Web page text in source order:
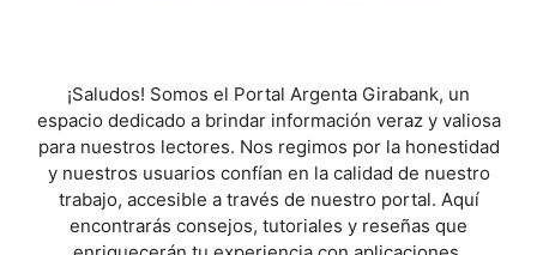
¡Saludos! Somos el Portal Argenta Girabank, un
espacio dedicado a brindar información veraz y valiosa
para nuestros lectores. Nos regimos por la honestidad
y nuestros usuarios confían en la calidad de nuestro
trabajo, accesible a través de nuestro portal. Aquí
encontrarás consejos, tutoriales y reseñas que